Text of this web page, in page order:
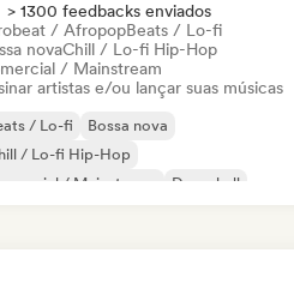
> 1300 feedbacks enviados
/ AfropopBeats / Lo-fi
novaChill / Lo-fi Hip-Hop
/ Mainstream
artistas e/ou lançar suas músicas
/ Lo-fi
Bossa nova
/ Lo-fi Hip-Hop
/ Mainstream
Dancehall